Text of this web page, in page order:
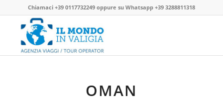
Chiamaci +39 0117732249oppure su Whatsapp +39 3288811318
OMAN